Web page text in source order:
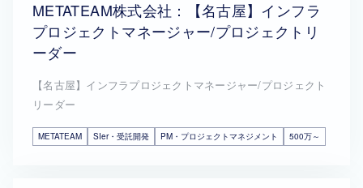
METATEAM株式会社：【名古屋】インフラ
プロジェクトマネージャー/プロジェクトリ
ーダー
【名古屋】インフラプロジェクトマネージャー/プロジェクト
リーダー
METATEAM SIer・受託開発 PM・プロジェクトマネジメント 500万～